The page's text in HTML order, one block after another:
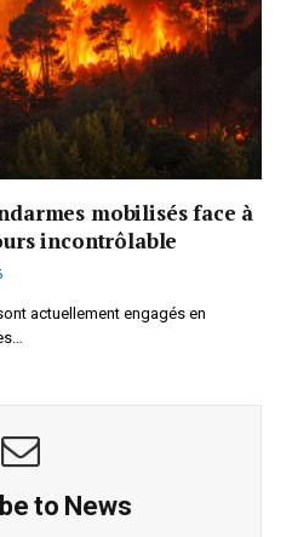
mobilisés face à
incontrôlable
actuellement engagés en
to News